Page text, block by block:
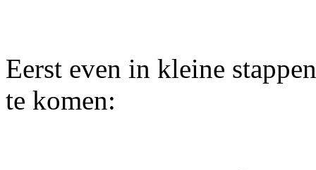
Eerst even in kleine
te komen: